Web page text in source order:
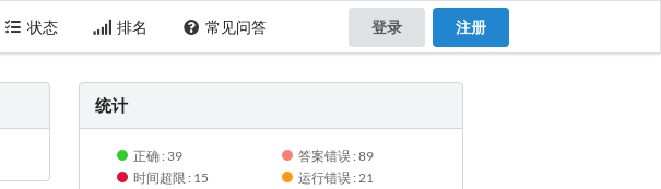
状态 排名 常见问答 登录 注册
统计
正确 : 39
答案错误 : 89
时间超限 : 15
运行错误 : 21